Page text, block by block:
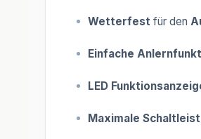
Wetterfest für den
Einfache
LED
Maximale